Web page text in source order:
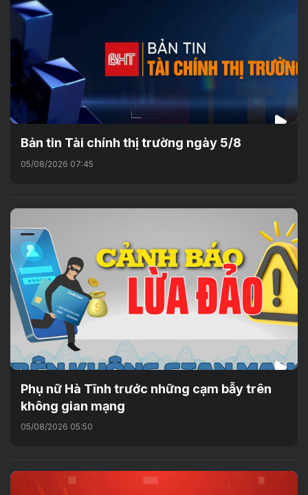
Bản tin Tài chính thị trường ngày 5/8
05/08/2026 07:45
Phụ nữ Hà Tĩnh trước những cạm bẫy trên
không gian mạng
05/08/2026 05:50